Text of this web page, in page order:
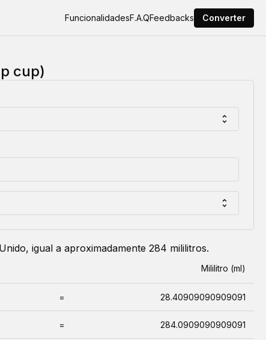
FuncionalidadesF.A.QFeedbacks Converter
cup)
igual a aproximadamente 284 mililitros.
Mililitro (ml)
= 28.40909090909091
= 284.0909090909091